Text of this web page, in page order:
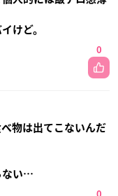
けど。
0
物は出てこないんだ
ない…